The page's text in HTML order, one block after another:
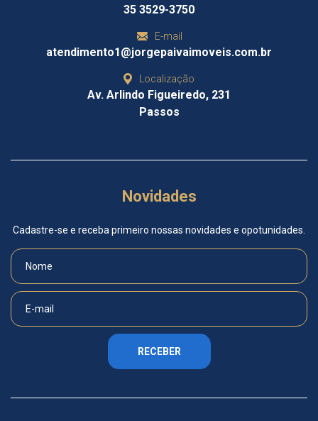
35 3529-3750
E-mail
atendimento1@jorgepaivaimoveis.com.br
Localização
Av. Arlindo Figueiredo, 231
Passos
Novidades
Cadastre-se e receba primeiro nossas novidades e opotunidades.
RECEBER